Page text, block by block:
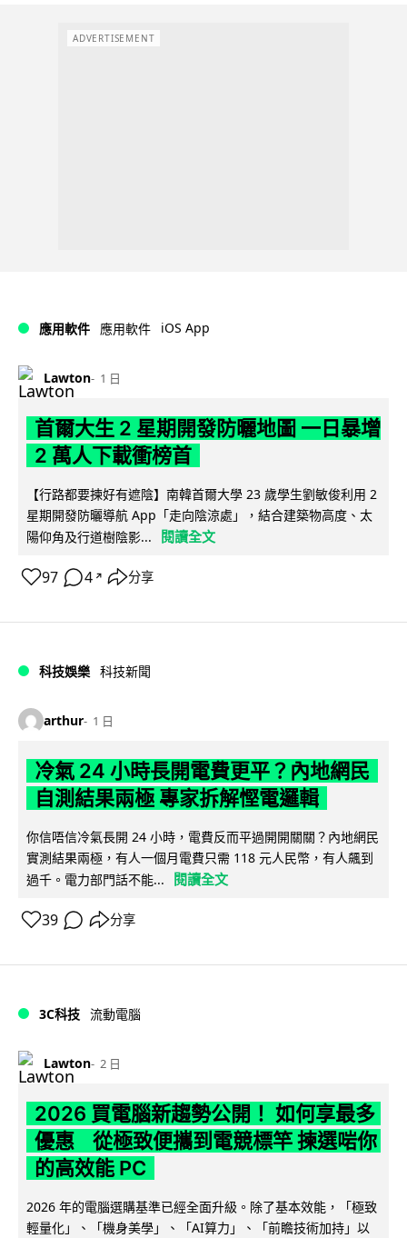
ADVERTISEMENT
應用軟件 應用軟件 iOS App
Lawton 1 日
首爾大生 2 星期開發防曬地圖 一日暴增
2 萬人下載衝榜首
【行路都要揀好有遮陰】南韓首爾大學 23 歲學生劉敏俊利用 2
星期開發防曬導航 App「走向陰涼處」，結合建築物高度、太
陽仰角及行道樹陰影...
閱讀全文
97 4 ↗ 分享
科技娛樂 科技新聞
arthur 1 日
冷氣 24 小時長開電費更平？內地網民
自測結果兩極 專家拆解慳電邏輯
你信唔信冷氣長開 24 小時，電費反而平過開開關關？內地網民
實測結果兩極，有人一個月電費只需 118 元人民幣，有人飆到
過千。電力部門話不能...
閱讀全文
39 分享
3C科技 流動電腦
Lawton 2 日
2026 買電腦新趨勢公開！ 如何享最多
優惠 從極致便攜到電競標竿 揀選啱你
的高效能 PC
2026 年的電腦選購基準已經全面升級。除了基本效能，「極致
輕量化」、「機身美學」、「AI算力」、「前瞻技術加持」以